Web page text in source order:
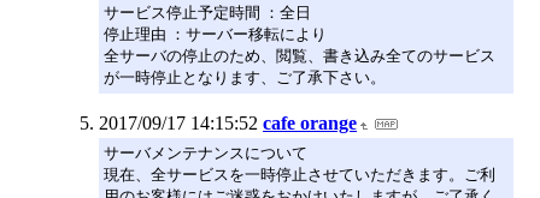
サービス停止予定時間 ：全日
停止理由 ：サーバー移転により
全サーバの停止のため、閲覧、書き込み全てのサービス
が一時停止となります、ご了承下さい。
2017/09/17 14:15:52 cafe orange
サーバメンテナンスについて
現在、全サービスを一時停止させていただきます。ご利